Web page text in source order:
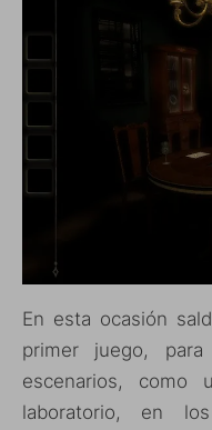
En esta ocasión
primer juego,
escenarios,
laboratorio, en